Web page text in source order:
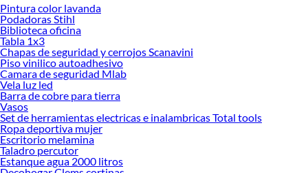
Desde remodelaciones hasta proyectos de decoración, estamos aquí para hacer
tus ideas realidad. ¡Visítanos y encuentra todo lo que tenemos para ofrecerte en
Mallas Electrosoldada y Acma!
Explora la variedad de productos de Mallas Electrosoldada y Acma en
Sodimac
Herramientas, materiales y accesorios de calidad para tus proyectos y
renovación de espacios. ¡Visítanos y descubre todo lo que tenemos para
ofrecerte!
Encuentra una amplia variedad de productos de Mallas Electrosoldada y Acma
en Sodimac. Encuentra todo lo necesario para tus proyectos de renovación y
decoración. ¡Visítanos y haz tus ideas realidad!
Pintura color lavanda
Podadoras Stihl
Biblioteca oficina
Tabla 1x3
Chapas de seguridad y cerrojos Scanavini
Piso vinilico autoadhesivo
Camara de seguridad Mlab
Vela luz led
Barra de cobre para tierra
Vasos
Set de herramientas electricas e inalambricas Total tools
Ropa deportiva mujer
Escritorio melamina
Taladro percutor
Estanque agua 2000 litros